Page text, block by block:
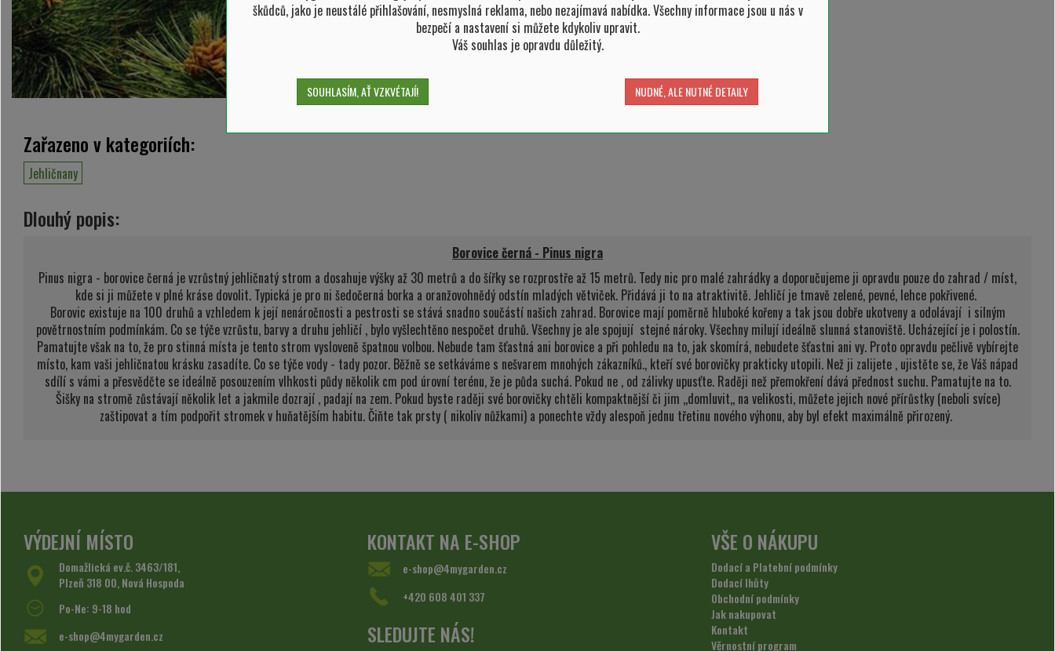
Zařazeno v kategoriích:
Jehličnany
Dlouhý popis:
Borovice černá - Pinus nigra
Pinus nigra - borovice černá je vzrůstný jehličnatý strom a dosahuje výšky až 30 metrů a do šířky se rozprostře až 15 metrů. Tedy nic pro malé zahrádky a doporučujeme ji opravdu pouze do zahrad / míst,
kde si ji můžete v plné kráse dovolit. Typická je pro ni šedočerná borka a oranžovohnědý odstín mladých větviček. Přidává ji to na atraktivitě. Jehličí je tmavě zelené, pevné, lehce pokřivené.
Borovic existuje na 100 druhů a vzhledem k její nenáročnosti a pestrosti se stává snadno součástí našich zahrad. Borovice mají poměrně hluboké kořeny a tak jsou dobře ukotveny a odolávají i silným
povětrnostním podmínkám. Co se týče vzrůstu, barvy a druhu jehličí , bylo vyšlechtěno nespočet druhů. Všechny je ale spojují stejné nároky. Všechny milují ideálně slunná stanoviště. Ucházející je i polostín.
Pamatujte však na to, že pro stinná místa je tento strom vysloveně špatnou volbou. Nebude tam šťastná ani borovice a při pohledu na to, jak skomírá, nebudete šťastni ani vy. Proto opravdu pečlivě vybírejte
místo, kam vaši jehličnatou krásku zasadíte. Co se týče vody - tady pozor. Běžně se setkáváme s nešvarem mnohých zákazníků., kteří své borovičky prakticky utopili. Než ji zalijete , ujistěte se, že Váš nápad
sdílí s vámi a přesvědčte se ideálně posouzením vlhkosti půdy několik cm pod úrovní terénu, že je půda suchá. Pokud ne , od zálivky upusťte. Raději než přemokření dává přednost suchu. Pamatujte na to.
Šišky na stromě zůstávají několik let a jakmile dozrají , padají na zem. Pokud byste raději své borovičky chtěli kompaktnější či jim ,,domluvit,, na velikosti, můžete jejich nové přírůstky (neboli svíce)
zaštipovat a tím podpořit stromek v huňatějším habitu. Čiňte tak prsty ( nikoliv nůžkami) a ponechte vždy alespoň jednu třetinu nového výhonu, aby byl efekt maximálně přirozený.
VÝDEJNÍ MÍSTO
Domažlická ev.č. 3463/181,
Plzeň 318 00, Nová Hospoda
Po-Ne: 9-18 hod
e-shop@4mygarden.cz
KONTAKT NA E-SHOP
e-shop@4mygarden.cz
+420 608 401 337
SLEDUJTE NÁS!
VŠE O NÁKUPU
Dodací a Platební podmínky
Dodací lhůty
Obchodní podmínky
Jak nakupovat
Kontakt
Věrnostní program
škůdců, jako je neustálé přihlašování, nesmyslná reklama, nebo nezajímavá nabídka. Všechny informace jsou u nás v
bezpečí a nastavení si můžete kdykoliv upravit.
Váš souhlas je opravdu důležitý.
SOUHLASÍM, AŤ VZKVÉTAJÍ! NUDNÉ, ALE NUTNÉ DETAILY